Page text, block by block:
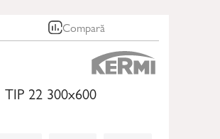
Compară
TIP 22 300x600